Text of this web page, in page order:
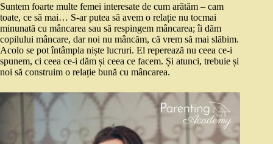
Suntem foarte multe femei interesate de cum arătăm – cam
toate, ce să mai… S-ar putea să avem o relație nu tocmai
minunată cu mâncarea sau să respingem mâncarea; îi dăm
copilului mâncare, dar noi nu mâncăm, că vrem să mai slăbim.
Acolo se pot întâmpla niște lucruri. El reperează nu ceea ce-i
spunem, ci ceea ce-i dăm și ceea ce facem. Și atunci, trebuie și
noi să construim o relație bună cu mâncarea.